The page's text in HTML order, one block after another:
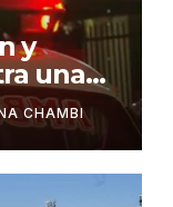
y
una
CHAMBI